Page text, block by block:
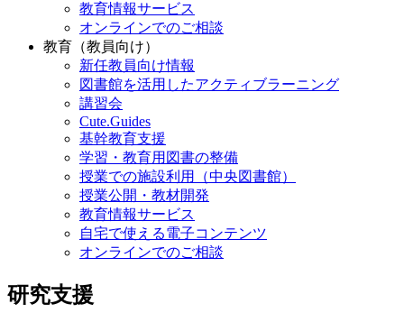
教育情報サービス
オンラインでのご相談
教育（教員向け）
新任教員向け情報
図書館を活用したアクティブラーニング
講習会
Cute.Guides
基幹教育支援
学習・教育用図書の整備
授業での施設利用（中央図書館）
授業公開・教材開発
教育情報サービス
自宅で使える電子コンテンツ
オンラインでのご相談
研究支援